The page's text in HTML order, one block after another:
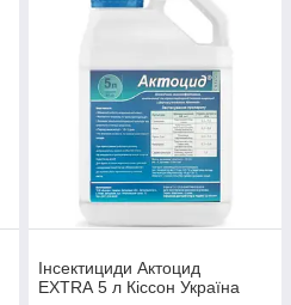
Інсектициди Актоцид
EXTRA 5 л Кіссон Україна